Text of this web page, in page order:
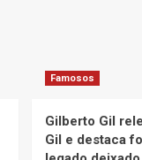
Famosos
Gilberto Gil
Gil e destaca